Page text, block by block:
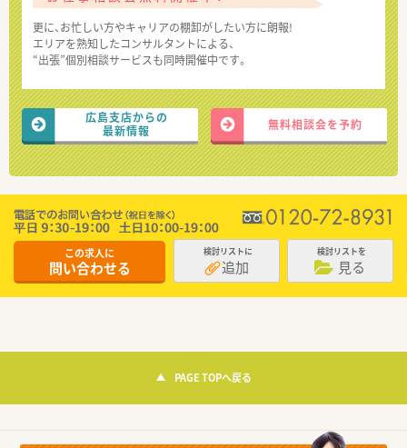
更に、お忙しい方やキャリアの棚卸がしたい方に朗報!
エリアを熟知したコンサルタントによる、
“出張”個別相談サービスも同時開催中です。
広島支店からの
最新情報
無料相談会を予約
この求人に
問い合わせる
検討リストに
追加
検討リストを
見る
PAGE TOPへ戻る